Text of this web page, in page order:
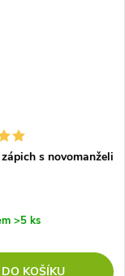
s novomanželi
>5 ks
DO KOŠÍKU